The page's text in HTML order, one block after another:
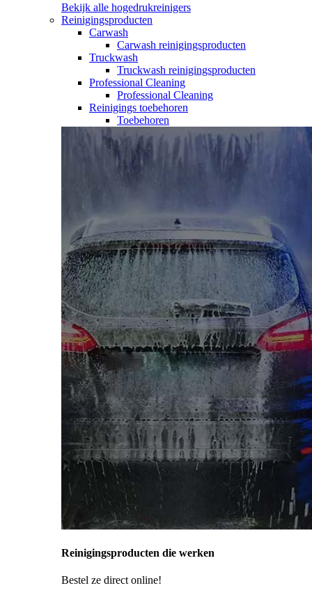
Bekijk alle hogedrukreinigers
Reinigingsproducten
Carwash
Carwash reinigingsproducten
Truckwash
Truckwash reinigingsproducten
Professional Cleaning
Professional Cleaning
Reinigings toebehoren
Toebehoren
Reinigingsproducten die werken
Bestel ze direct online!